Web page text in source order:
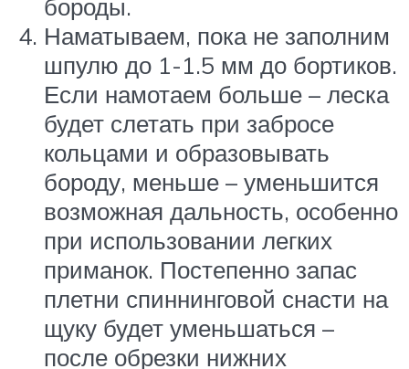
бороды.
Наматываем, пока не заполним
шпулю до 1-1.5 мм до бортиков.
Если намотаем больше – леска
будет слетать при забросе
кольцами и образовывать
бороду, меньше – уменьшится
возможная дальность, особенно
при использовании легких
приманок. Постепенно запас
плетни спиннинговой снасти на
щуку будет уменьшаться –
после обрезки нижних